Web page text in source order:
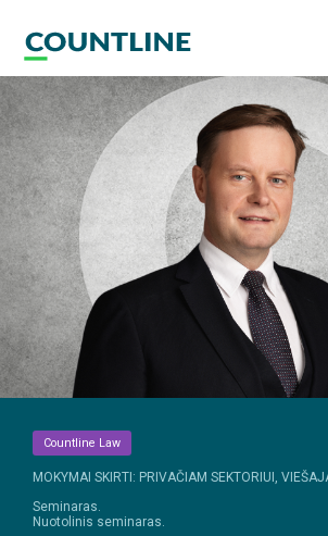
Countline Law
MOKYMAI SKIRTI: PRIVAČIAM SEKTORIUI,
Seminaras.
Nuotolinis seminaras.